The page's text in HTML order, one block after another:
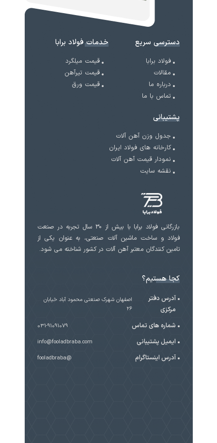
دسترسی سریع
فولاد برابا
مقالات
درباره ما
تماس با ما
خدمات فولاد برابا
قیمت میلگرد
قیمت تیرآهن
قیمت ورق
پشتیبانی
جدول وزن آهن آلات
کارخانه های فولاد ایران
نمودار قیمت آهن آلات
نقشه سایت
بازرگانی فولاد برابا با بیش از 30 سال تجربه در صنعت
فولاد و ساخت ماشین آلات صنعتی، به عنوان یکی از
تامین کنندگان معتبر آهن آلات در کشور شناخته می شود.
کجا هستیم؟
آدرس دفتر
مرکزی
اصفهان شهرک صنعتی محمود آباد خیابان
۲۶
شماره های تماس 031-91091079
ایمیل پشتیبانی info@fooladbraba.com
آدرس اینستاگرام @fooladbraba